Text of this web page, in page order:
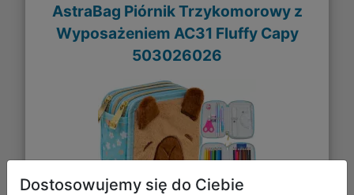
AstraBag Piórnik Trzykomorowy z
Wyposażeniem AC31 Fluffy Capy
503026026
Dostosowujemy się do Ciebie